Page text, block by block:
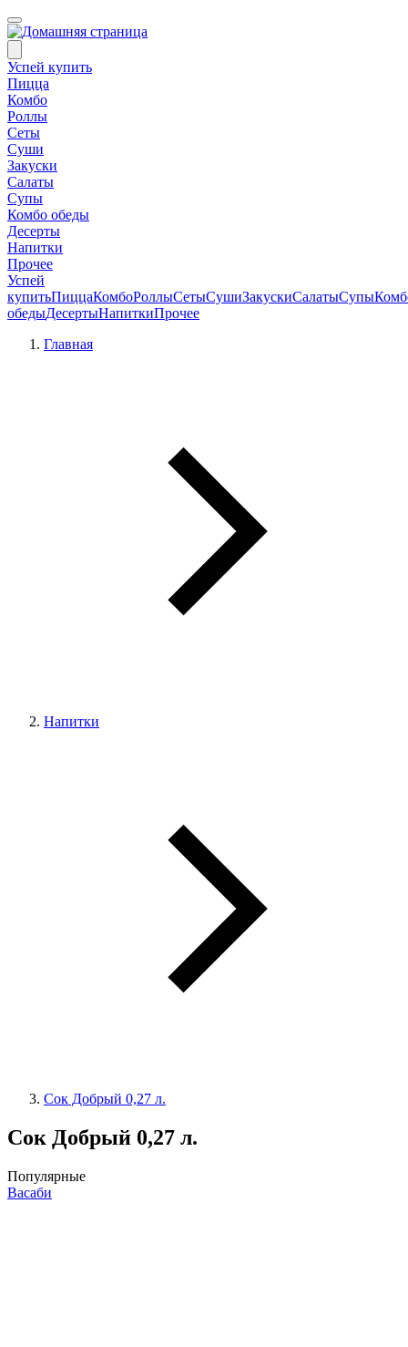
Успей купить
Пицца
Комбо
Роллы
Сеты
Суши
Закуски
Салаты
Супы
Комбо обеды
Десерты
Напитки
Прочее
Успей
купитьПиццаКомбоРоллыСетыСушиЗакускиСалатыСупы
обедыДесертыНапиткиПрочее
Главная
Напитки
Сок Добрый 0,27 л.
Сок Добрый 0,27 л.
Популярные
Васаби